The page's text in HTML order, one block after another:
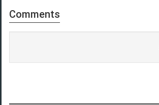
Comments